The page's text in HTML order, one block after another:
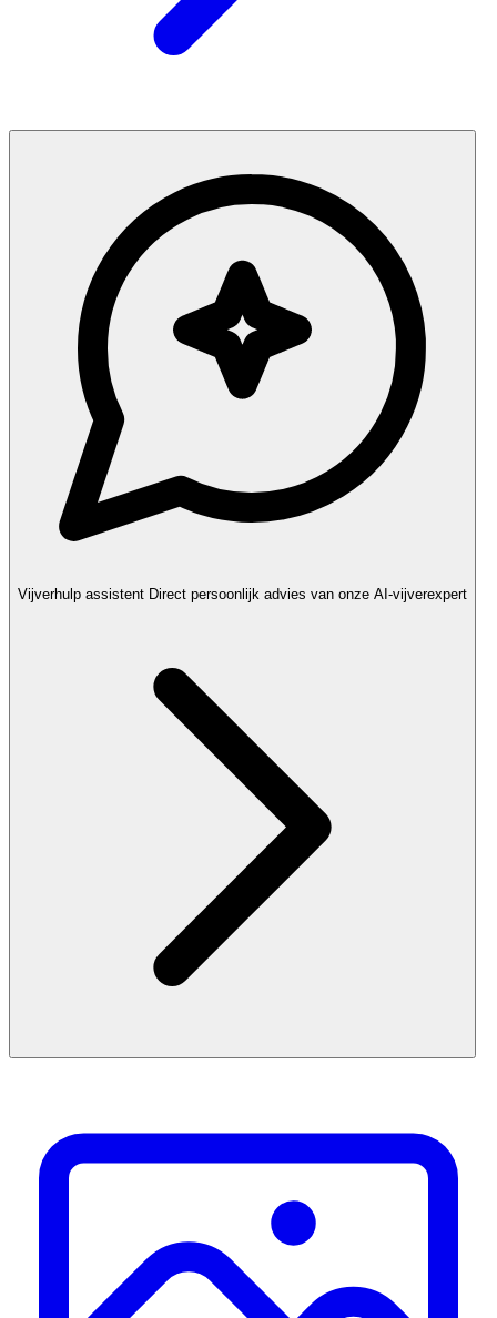
Vijverhulp assistent Direct persoonlijk advies van onze AI-vijverexpert